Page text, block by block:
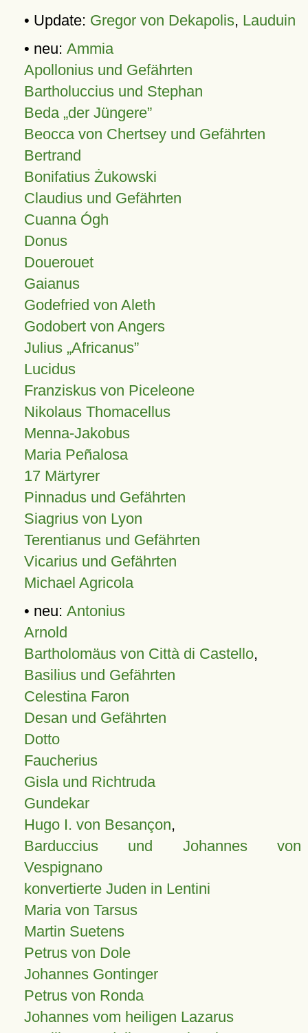
• Update: Gregor von Dekapolis, Lauduin
• neu: Ammia
Apollonius und Gefährten
Bartholuccius und Stephan
Beda „der Jüngere”
Beocca von Chertsey und Gefährten
Bertrand
Bonifatius Żukowski
Claudius und Gefährten
Cuanna Ógh
Donus
Douerouet
Gaianus
Godefried von Aleth
Godobert von Angers
Julius Africanus
Lucidus
Franziskus von Piceleone
Nikolaus Thomacellus
Menna-Jakobus
Maria Peñalosa
17 Märtyrer
Pinnadus und Gefährten
Siagrius von Lyon
Terentianus und Gefährten
Vicarius und Gefährten
Michael Agricola
• neu: Antonius
Arnold
Bartholomäus von Città di Castello,
Basilius und Gefährten
Celestina Faron
Desan und Gefährten
Dotto
Faucherius
Gisla und Richtruda
Gundekar
Hugo I. von Besançon,
Barduccius und Johannes von
Vespignano
konvertierte Juden in Lentini
Maria von Tarsus
Martin Suetens
Petrus von Dole
Johannes Gontinger
Petrus von Ronda
Johannes vom heiligen Lazarus